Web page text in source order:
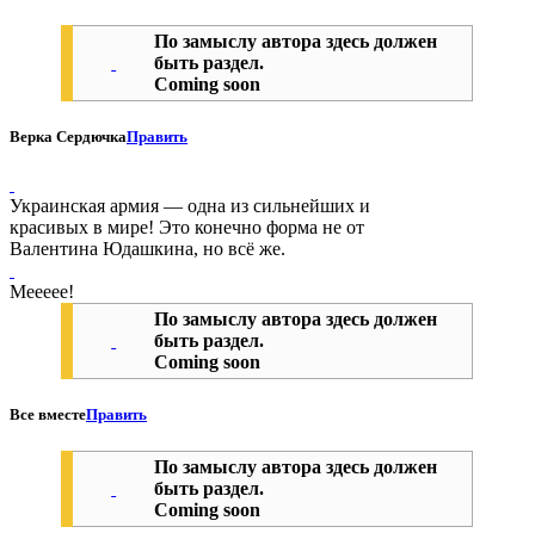
По замыслу автора здесь должен
быть раздел.
Coming soon
Верка СердючкаПравить
Украинская армия — одна из сильнейших и
красивых в мире! Это конечно форма не от
Валентина Юдашкина, но всё же.
Меееее!
По замыслу автора здесь должен
быть раздел.
Coming soon
Все вместеПравить
По замыслу автора здесь должен
быть раздел.
Coming soon